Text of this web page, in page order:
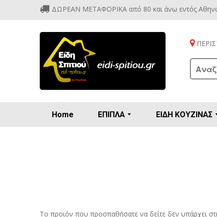
ΔΩΡΕΑΝ ΜΕΤΑΦΟΡΙΚΑ από 80 και άνω εντός
Home ΕΠΙΠΛΑ ΕΙΔΗ ΚΟΥΖΙΝΑΣ
Το προϊόν που προσπαθήσατε να δείτε δεν υπάρχει